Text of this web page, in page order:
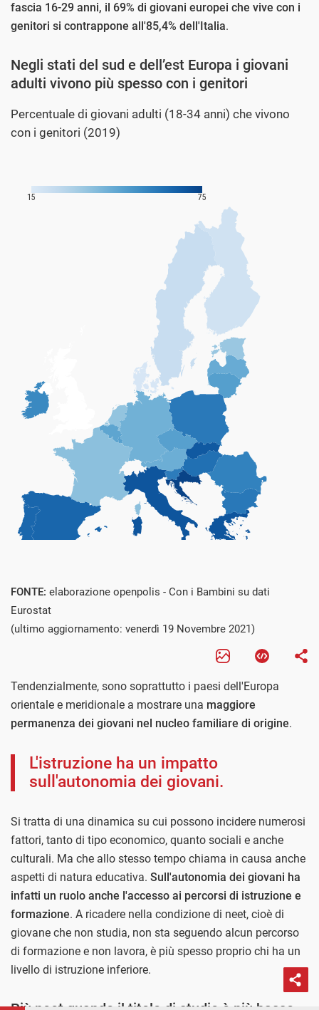
fascia 16-29 anni, il 69% di giovani europei che vive con i
genitori si contrappone all'85,4% dell'Italia.
Negli stati del sud e dell’est Europa i giovani
adulti vivono più spesso con i genitori
Percentuale di giovani adulti (18-34 anni) che vivono
con i genitori (2019)
FONTE: elaborazione openpolis - Con i Bambini su dati
Eurostat
(ultimo aggiornamento: venerdì 19 Novembre 2021)
Tendenzialmente, sono soprattutto i paesi dell'Europa
orientale e meridionale a mostrare una maggiore
permanenza dei giovani nel nucleo familiare di origine.
L'istruzione ha un impatto
sull'autonomia dei giovani.
Si tratta di una dinamica su cui possono incidere numerosi
fattori, tanto di tipo economico, quanto sociali e anche
culturali. Ma che allo stesso tempo chiama in causa anche
aspetti di natura educativa. Sull'autonomia dei giovani ha
infatti un ruolo anche l'accesso ai percorsi di istruzione e
formazione. A ricadere nella condizione di neet, cioè di
giovane che non studia, non sta seguendo alcun percorso
di formazione e non lavora, è più spesso proprio chi ha un
livello di istruzione inferiore.